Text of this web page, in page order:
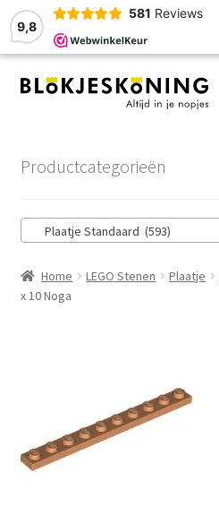
9,8
581 Reviews
Ga
Ga
Winkelmand
Afrekenen
Productcategorieën
Plaatje Standaard (593)
Home LEGO Stenen Plaatje
x 10 Noga